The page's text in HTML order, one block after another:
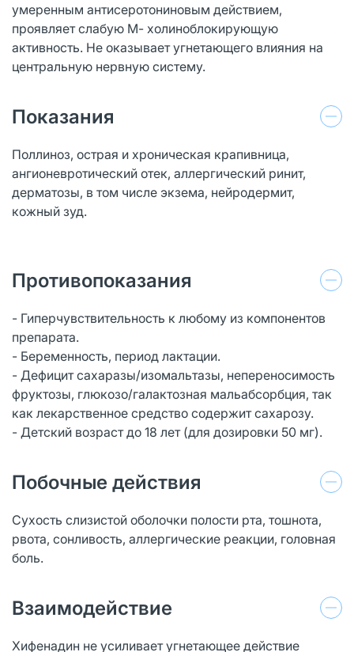
умеренным антисеротониновым действием,
проявляет слабую М- холиноблокирующую
активность. Не оказывает угнетающего влияния на
центральную нервную систему.
Показания
Поллиноз, острая и хроническая крапивница,
ангионевротический отек, аллергический ринит,
дерматозы, в том числе экзема, нейродермит,
кожный зуд.
Противопоказания
- Гиперчувствительность к любому из компонентов
препарата.
- Беременность, период лактации.
- Дефицит сахаразы/изомальтазы, непереносимость
фруктозы, глюкозо/галактозная мальабсорбция, так
как лекарственное средство содержит сахарозу.
- Детский возраст до 18 лет (для дозировки 50 мг).
Побочные действия
Сухость слизистой оболочки полости рта, тошнота,
рвота, сонливость, аллергические реакции, головная
боль.
Взаимодействие
Хифенадин не усиливает угнетающее действие